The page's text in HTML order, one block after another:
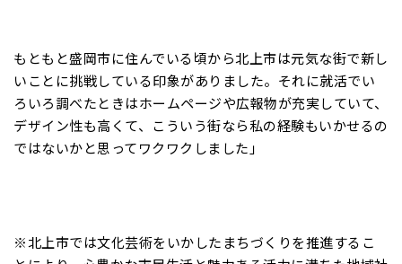
もともと盛岡市に住んでいる頃から北上市は元気な街で新し
いことに挑戦している印象がありました。それに就活でい
ろいろ調べたときはホームページや広報物が充実していて、
デザイン性も高くて、こういう街なら私の経験もいかせるの
ではないかと思ってワクワクしました」
※北上市では文化芸術をいかしたまちづくりを推進するこ